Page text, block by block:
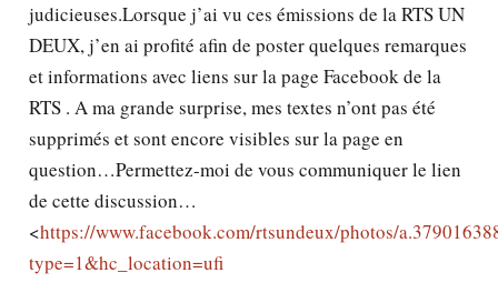
judicieuses.Lorsque j’ai vu ces émissions de la RTS UN
DEUX, j’en ai profité afin de poster quelques remarques
et informations avec liens sur la page Facebook de la
RTS . A ma grande surprise, mes textes n’ont pas été
supprimés et sont encore visibles sur la page en
question…Permettez-moi de vous communiquer le lien
de cette discussion…
<https://www.facebook.com/rtsundeux/photos/
type=1&hc_location=ufi